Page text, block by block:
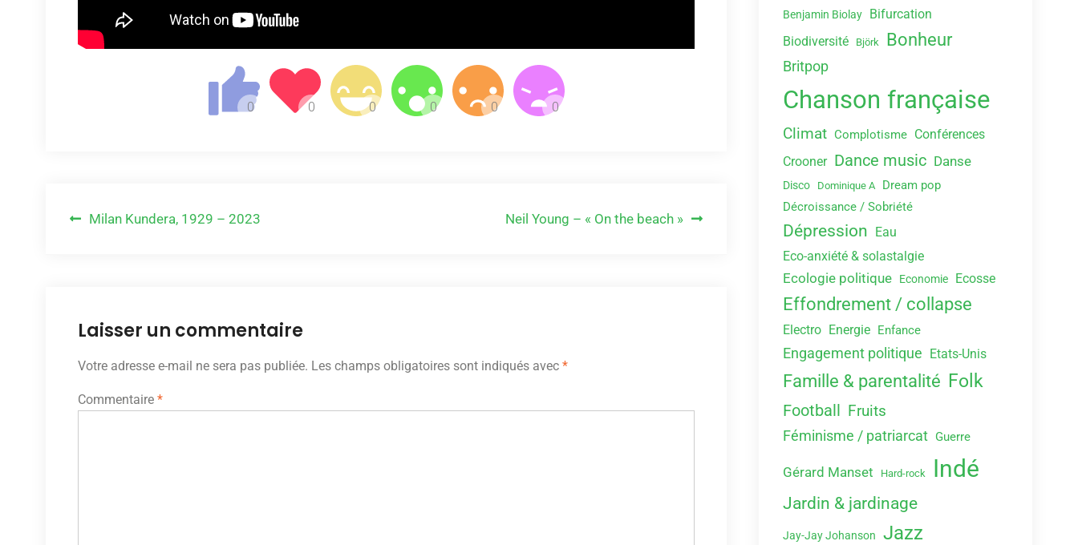
Navigation
Milan Kundera, 1929 – 2023 Neil Young – « On the beach »
Laisser un commentaire
Votre adresse e-mail ne sera pas publiée. Les champs obligatoires sont indiqués avec *
Commentaire *
Benjamin Biolay
Bifurcation
Biodiversité
Björk Bonheur
Britpop
Chanson française
Climat Complotisme Conférences
Crooner Dance music Danse
Disco Dominique A
Dream pop
Décroissance / Sobriété
Dépression Eau
Eco-anxiété & solastalgie
Ecologie politique Economie Ecosse
Effondrement / collapse
Electro Energie Enfance
Engagement politique Etats-Unis
Famille & parentalité Folk
Football Fruits
Féminisme / patriarcat Guerre
Gérard Manset Hard-rock Indé
Jardin & jardinage
Jay-Jay Johanson Jazz